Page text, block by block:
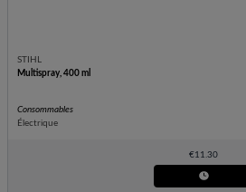
STIHL
Multispray, 400 ml
Consommables
Électrique
€11.30